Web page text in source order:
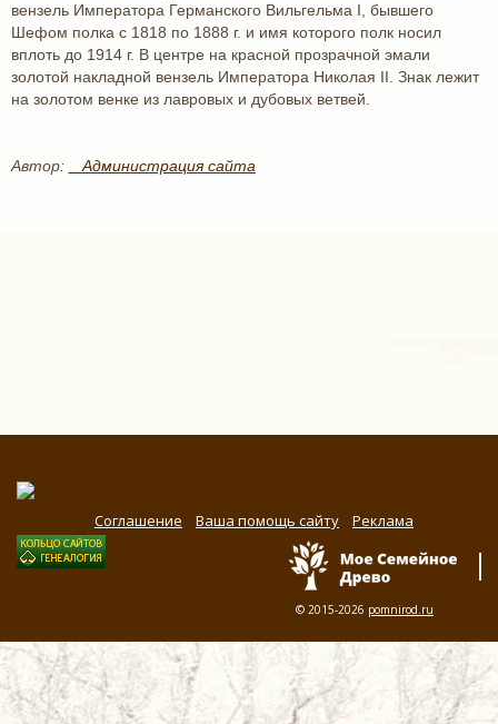
вензель Императора Германского Вильгельма I, бывшего
Шефом полка с 1818 по 1888 г. и имя которого полк носил
вплоть до 1914 г. В центре на красной прозрачной эмали
золотой накладной вензель Императора Николая II. Знак лежит
на золотом венке из лавровых и дубовых ветвей.
Автор: _ Администрация сайта
Соглашение Ваша помощь сайту Реклама
© 2015-2026 pomnirod.ru